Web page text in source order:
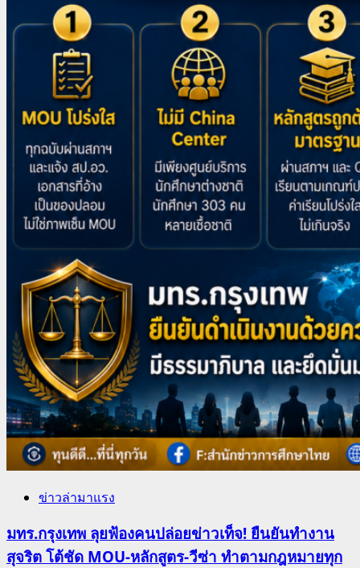
ข่าวล่ามาแรง
มทร.กรุงเทพ ลุยฟ้องคนปล่อยข่าวเท็จ! ยืนยันทำงาน
สุจริต โต้ชัด MOU-หลักสูตร-วีซ่า ทำตามกฎหมายทุก